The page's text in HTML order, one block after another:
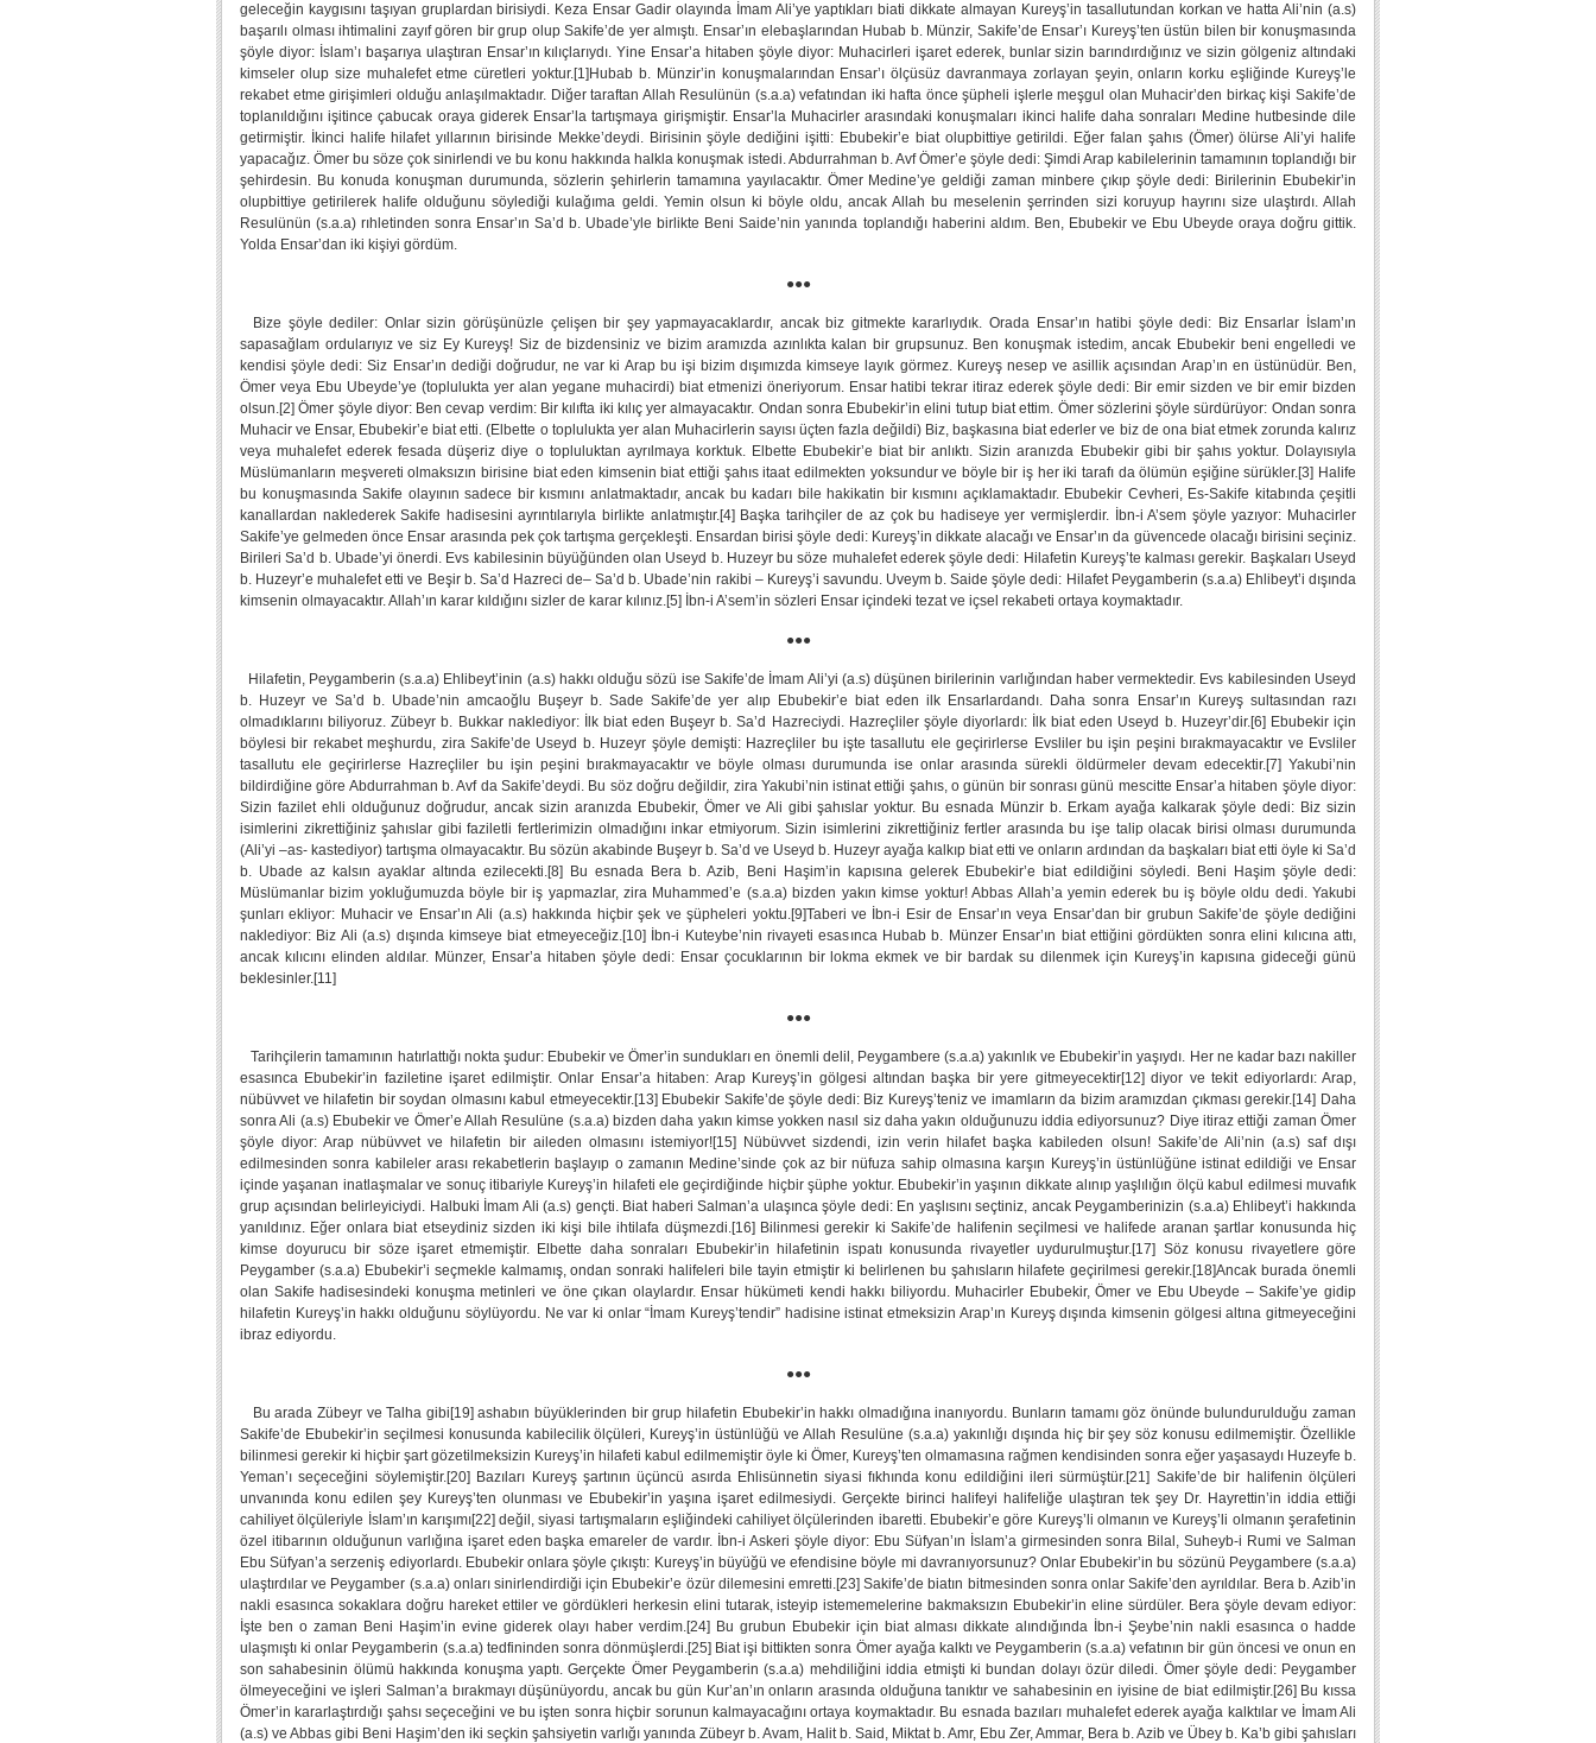
geleceğin kaygısını taşıyan gruplardan birisiydi. Keza Ensar Gadir olayında İmam Ali’ye yaptıkları biati dikkate almayan Kureyş’in tasallutundan korkan ve hatta Ali’nin (a.s)
başarılı olması ihtimalini zayıf gören bir grup olup Sakife’de yer almıştı. Ensar’ın elebaşlarından Hubab b. Münzir, Sakife’de Ensar’ı Kureyş’ten üstün bilen bir konuşmasında
şöyle diyor: İslam’ı başarıya ulaştıran Ensar’ın kılıçlarıydı. Yine Ensar’a hitaben şöyle diyor: Muhacirleri işaret ederek, bunlar sizin barındırdığınız ve sizin gölgeniz altındaki
kimseler olup size muhalefet etme cüretleri yoktur.[1]Hubab b. Münzir’in konuşmalarından Ensar’ı ölçüsüz davranmaya zorlayan şeyin, onların korku eşliğinde Kureyş’le
rekabet etme girişimleri olduğu anlaşılmaktadır. Diğer taraftan Allah Resulünün (s.a.a) vefatından iki hafta önce şüpheli işlerle meşgul olan Muhacir’den birkaç kişi Sakife’de
toplanıldığını işitince çabucak oraya giderek Ensar’la tartışmaya girişmiştir. Ensar’la Muhacirler arasındaki konuşmaları ikinci halife daha sonraları Medine hutbesinde dile
getirmiştir. İkinci halife hilafet yıllarının birisinde Mekke’deydi. Birisinin şöyle dediğini işitti: Ebubekir’e biat olupbittiye getirildi. Eğer falan şahıs (Ömer) ölürse Ali’yi halife
yapacağız. Ömer bu söze çok sinirlendi ve bu konu hakkında halkla konuşmak istedi. Abdurrahman b. Avf Ömer’e şöyle dedi: Şimdi Arap kabilelerinin tamamının toplandığı bir
şehirdesin. Bu konuda konuşman durumunda, sözlerin şehirlerin tamamına yayılacaktır. Ömer Medine’ye geldiği zaman minbere çıkıp şöyle dedi: Birilerinin Ebubekir’in
olupbittiye getirilerek halife olduğunu söylediği kulağıma geldi. Yemin olsun ki böyle oldu, ancak Allah bu meselenin şerrinden sizi koruyup hayrını size ulaştırdı. Allah
Resulünün (s.a.a) rıhletinden sonra Ensar’ın Sa’d b. Ubade’yle birlikte Beni Saide’nin yanında toplandığı haberini aldım. Ben, Ebubekir ve Ebu Ubeyde oraya doğru gittik.
Yolda Ensar’dan iki kişiyi gördüm.
●●●
Bize şöyle dediler: Onlar sizin görüşünüzle çelişen bir şey yapmayacaklardır, ancak biz gitmekte kararlıydık. Orada Ensar’ın hatibi şöyle dedi: Biz Ensarlar İslam’ın
sapasağlam ordularıyız ve siz Ey Kureyş! Siz de bizdensiniz ve bizim aramızda azınlıkta kalan bir grupsunuz. Ben konuşmak istedim, ancak Ebubekir beni engelledi ve
kendisi şöyle dedi: Siz Ensar’ın dediği doğrudur, ne var ki Arap bu işi bizim dışımızda kimseye layık görmez. Kureyş nesep ve asillik açısından Arap’ın en üstünüdür. Ben,
Ömer veya Ebu Ubeyde’ye (toplulukta yer alan yegane muhacirdi) biat etmenizi öneriyorum. Ensar hatibi tekrar itiraz ederek şöyle dedi: Bir emir sizden ve bir emir bizden
olsun.[2] Ömer şöyle diyor: Ben cevap verdim: Bir kılıfta iki kılıç yer almayacaktır. Ondan sonra Ebubekir’in elini tutup biat ettim. Ömer sözlerini şöyle sürdürüyor: Ondan sonra
Muhacir ve Ensar, Ebubekir’e biat etti. (Elbette o toplulukta yer alan Muhacirlerin sayısı üçten fazla değildi) Biz, başkasına biat ederler ve biz de ona biat etmek zorunda kalırız
veya muhalefet ederek fesada düşeriz diye o topluluktan ayrılmaya korktuk. Elbette Ebubekir’e biat bir anlıktı. Sizin aranızda Ebubekir gibi bir şahıs yoktur. Dolayısıyla
Müslümanların meşvereti olmaksızın birisine biat eden kimsenin biat ettiği şahıs itaat edilmekten yoksundur ve böyle bir iş her iki tarafı da ölümün eşiğine sürükler.[3] Halife
bu konuşmasında Sakife olayının sadece bir kısmını anlatmaktadır, ancak bu kadarı bile hakikatin bir kısmını açıklamaktadır. Ebubekir Cevheri, Es-Sakife kitabında çeşitli
kanallardan naklederek Sakife hadisesini ayrıntılarıyla birlikte anlatmıştır.[4] Başka tarihçiler de az çok bu hadiseye yer vermişlerdir. İbn-i A’sem şöyle yazıyor: Muhacirler
Sakife’ye gelmeden önce Ensar arasında pek çok tartışma gerçekleşti. Ensardan birisi şöyle dedi: Kureyş’in dikkate alacağı ve Ensar’ın da güvencede olacağı birisini seçiniz.
Birileri Sa’d b. Ubade’yi önerdi. Evs kabilesinin büyüğünden olan Useyd b. Huzeyr bu söze muhalefet ederek şöyle dedi: Hilafetin Kureyş’te kalması gerekir. Başkaları Useyd
b. Huzeyr’e muhalefet etti ve Beşir b. Sa’d Hazreci de– Sa’d b. Ubade’nin rakibi – Kureyş’i savundu. Uveym b. Saide şöyle dedi: Hilafet Peygamberin (s.a.a) Ehlibeyt’i dışında
kimsenin olmayacaktır. Allah’ın karar kıldığını sizler de karar kılınız.[5] İbn-i A’sem’in sözleri Ensar içindeki tezat ve içsel rekabeti ortaya koymaktadır.
●●●
Hilafetin, Peygamberin (s.a.a) Ehlibeyt’inin (a.s) hakkı olduğu sözü ise Sakife’de İmam Ali’yi (a.s) düşünen birilerinin varlığından haber vermektedir. Evs kabilesinden Useyd
b. Huzeyr ve Sa’d b. Ubade’nin amcaoğlu Buşeyr b. Sade Sakife’de yer alıp Ebubekir’e biat eden ilk Ensarlardandı. Daha sonra Ensar’ın Kureyş sultasından razı
olmadıklarını biliyoruz. Zübeyr b. Bukkar naklediyor: İlk biat eden Buşeyr b. Sa’d Hazreciydi. Hazreçliler şöyle diyorlardı: İlk biat eden Useyd b. Huzeyr’dir.[6] Ebubekir için
böylesi bir rekabet meşhurdu, zira Sakife’de Useyd b. Huzeyr şöyle demişti: Hazreçliler bu işte tasallutu ele geçirirlerse Evsliler bu işin peşini bırakmayacaktır ve Evsliler
tasallutu ele geçirirlerse Hazreçliler bu işin peşini bırakmayacaktır ve böyle olması durumunda ise onlar arasında sürekli öldürmeler devam edecektir.[7] Yakubi’nin
bildirdiğine göre Abdurrahman b. Avf da Sakife’deydi. Bu söz doğru değildir, zira Yakubi’nin istinat ettiği şahıs, o günün bir sonrası günü mescitte Ensar’a hitaben şöyle diyor:
Sizin fazilet ehli olduğunuz doğrudur, ancak sizin aranızda Ebubekir, Ömer ve Ali gibi şahıslar yoktur. Bu esnada Münzir b. Erkam ayağa kalkarak şöyle dedi: Biz sizin
isimlerini zikrettiğiniz şahıslar gibi faziletli fertlerimizin olmadığını inkar etmiyorum. Sizin isimlerini zikrettiğiniz fertler arasında bu işe talip olacak birisi olması durumunda
(Ali’yi –as- kastediyor) tartışma olmayacaktır. Bu sözün akabinde Buşeyr b. Sa’d ve Useyd b. Huzeyr ayağa kalkıp biat etti ve onların ardından da başkaları biat etti öyle ki Sa’d
b. Ubade az kalsın ayaklar altında ezilecekti.[8] Bu esnada Bera b. Azib, Beni Haşim’in kapısına gelerek Ebubekir’e biat edildiğini söyledi. Beni Haşim şöyle dedi:
Müslümanlar bizim yokluğumuzda böyle bir iş yapmazlar, zira Muhammed’e (s.a.a) bizden yakın kimse yoktur! Abbas Allah’a yemin ederek bu iş böyle oldu dedi. Yakubi
şunları ekliyor: Muhacir ve Ensar’ın Ali (a.s) hakkında hiçbir şek ve şüpheleri yoktu.[9]Taberi ve İbn-i Esir de Ensar’ın veya Ensar’dan bir grubun Sakife’de şöyle dediğini
naklediyor: Biz Ali (a.s) dışında kimseye biat etmeyeceğiz.[10] İbn-i Kuteybe’nin rivayeti esasınca Hubab b. Münzer Ensar’ın biat ettiğini gördükten sonra elini kılıcına attı,
ancak kılıcını elinden aldılar. Münzer, Ensar’a hitaben şöyle dedi: Ensar çocuklarının bir lokma ekmek ve bir bardak su dilenmek için Kureyş’in kapısına gideceği günü
beklesinler.[11]
●●●
Tarihçilerin tamamının hatırlattığı nokta şudur: Ebubekir ve Ömer’in sundukları en önemli delil, Peygambere (s.a.a) yakınlık ve Ebubekir’in yaşıydı. Her ne kadar bazı nakiller
esasınca Ebubekir’in faziletine işaret edilmiştir. Onlar Ensar’a hitaben: Arap Kureyş’in gölgesi altından başka bir yere gitmeyecektir[12] diyor ve tekit ediyorlardı: Arap,
nübüvvet ve hilafetin bir soydan olmasını kabul etmeyecektir.[13] Ebubekir Sakife’de şöyle dedi: Biz Kureyş’teniz ve imamların da bizim aramızdan çıkması gerekir.[14] Daha
sonra Ali (a.s) Ebubekir ve Ömer’e Allah Resulüne (s.a.a) bizden daha yakın kimse yokken nasıl siz daha yakın olduğunuzu iddia ediyorsunuz? Diye itiraz ettiği zaman Ömer
şöyle diyor: Arap nübüvvet ve hilafetin bir aileden olmasını istemiyor![15] Nübüvvet sizdendi, izin verin hilafet başka kabileden olsun! Sakife’de Ali’nin (a.s) saf dışı
edilmesinden sonra kabileler arası rekabetlerin başlayıp o zamanın Medine’sinde çok az bir nüfuza sahip olmasına karşın Kureyş’in üstünlüğüne istinat edildiği ve Ensar
içinde yaşanan inatlaşmalar ve sonuç itibariyle Kureyş’in hilafeti ele geçirdiğinde hiçbir şüphe yoktur. Ebubekir’in yaşının dikkate alınıp yaşlılığın ölçü kabul edilmesi muvafık
grup açısından belirleyiciydi. Halbuki İmam Ali (a.s) gençti. Biat haberi Salman’a ulaşınca şöyle dedi: En yaşlısını seçtiniz, ancak Peygamberinizin (s.a.a) Ehlibeyt’i hakkında
yanıldınız. Eğer onlara biat etseydiniz sizden iki kişi bile ihtilafa düşmezdi.[16] Bilinmesi gerekir ki Sakife’de halifenin seçilmesi ve halifede aranan şartlar konusunda hiç
kimse doyurucu bir söze işaret etmemiştir. Elbette daha sonraları Ebubekir’in hilafetinin ispatı konusunda rivayetler uydurulmuştur.[17] Söz konusu rivayetlere göre
Peygamber (s.a.a) Ebubekir’i seçmekle kalmamış, ondan sonraki halifeleri bile tayin etmiştir ki belirlenen bu şahısların hilafete geçirilmesi gerekir.[18]Ancak burada önemli
olan Sakife hadisesindeki konuşma metinleri ve öne çıkan olaylardır. Ensar hükümeti kendi hakkı biliyordu. Muhacirler Ebubekir, Ömer ve Ebu Ubeyde – Sakife’ye gidip
hilafetin Kureyş’in hakkı olduğunu söylüyordu. Ne var ki onlar “İmam Kureyş’tendir” hadisine istinat etmeksizin Arap’ın Kureyş dışında kimsenin gölgesi altına gitmeyeceğini
ibraz ediyordu.
●●●
Bu arada Zübeyr ve Talha gibi[19] ashabın büyüklerinden bir grup hilafetin Ebubekir’in hakkı olmadığına inanıyordu. Bunların tamamı göz önünde bulundurulduğu zaman
Sakife’de Ebubekir’in seçilmesi konusunda kabilecilik ölçüleri, Kureyş’in üstünlüğü ve Allah Resulüne (s.a.a) yakınlığı dışında hiç bir şey söz konusu edilmemiştir. Özellikle
bilinmesi gerekir ki hiçbir şart gözetilmeksizin Kureyş’in hilafeti kabul edilmemiştir öyle ki Ömer, Kureyş’ten olmamasına rağmen kendisinden sonra eğer yaşasaydı Huzeyfe b.
Yeman’ı seçeceğini söylemiştir.[20] Bazıları Kureyş şartının üçüncü asırda Ehlisünnetin siyasi fıkhında konu edildiğini ileri sürmüştür.[21] Sakife’de bir halifenin ölçüleri
unvanında konu edilen şey Kureyş’ten olunması ve Ebubekir’in yaşına işaret edilmesiydi. Gerçekte birinci halifeyi halifeliğe ulaştıran tek şey Dr. Hayrettin’in iddia ettiği
cahiliyet ölçüleriyle İslam’ın karışımı[22] değil, siyasi tartışmaların eşliğindeki cahiliyet ölçülerinden ibaretti. Ebubekir’e göre Kureyş’li olmanın ve Kureyş’li olmanın şerafetinin
özel itibarının olduğunun varlığına işaret eden başka emareler de vardır. İbn-i Askeri şöyle diyor: Ebu Süfyan’ın İslam’a girmesinden sonra Bilal, Suheyb-i Rumi ve Salman
Ebu Süfyan’a serzeniş ediyorlardı. Ebubekir onlara şöyle çıkıştı: Kureyş’in büyüğü ve efendisine böyle mi davranıyorsunuz? Onlar Ebubekir’in bu sözünü Peygambere (s.a.a)
ulaştırdılar ve Peygamber (s.a.a) onları sinirlendirdiği için Ebubekir’e özür dilemesini emretti.[23] Sakife’de biatın bitmesinden sonra onlar Sakife’den ayrıldılar. Bera b. Azib’in
nakli esasınca sokaklara doğru hareket ettiler ve gördükleri herkesin elini tutarak, isteyip istememelerine bakmaksızın Ebubekir’in eline sürdüler. Bera şöyle devam ediyor:
İşte ben o zaman Beni Haşim’in evine giderek olayı haber verdim.[24] Bu grubun Ebubekir için biat alması dikkate alındığında İbn-i Şeybe’nin nakli esasınca o hadde
ulaşmıştı ki onlar Peygamberin (s.a.a) tedfininden sonra dönmüşlerdi.[25] Biat işi bittikten sonra Ömer ayağa kalktı ve Peygamberin (s.a.a) vefatının bir gün öncesi ve onun en
son sahabesinin ölümü hakkında konuşma yaptı. Gerçekte Ömer Peygamberin (s.a.a) mehdiliğini iddia etmişti ki bundan dolayı özür diledi. Ömer şöyle dedi: Peygamber
ölmeyeceğini ve işleri Salman’a bırakmayı düşünüyordu, ancak bu gün Kur’an’ın onların arasında olduğuna tanıktır ve sahabesinin en iyisine de biat edilmiştir.[26] Bu kıssa
Ömer’in kararlaştırdığı şahsı seçeceğini ve bu işten sonra hiçbir sorunun kalmayacağını ortaya koymaktadır. Bu esnada bazıları muhalefet ederek ayağa kalktılar ve İmam Ali
(a.s) ve Abbas gibi Beni Haşim’den iki seçkin şahsiyetin varlığı yanında Zübeyr b. Avam, Halit b. Said, Miktat b. Amr, Ebu Zer, Ammar, Bera b. Azib ve Übey b. Ka’b gibi şahısları